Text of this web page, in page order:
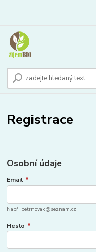
Registrace
Osobní údaje
Email *
Např. petrnovak@seznam.cz
Heslo *